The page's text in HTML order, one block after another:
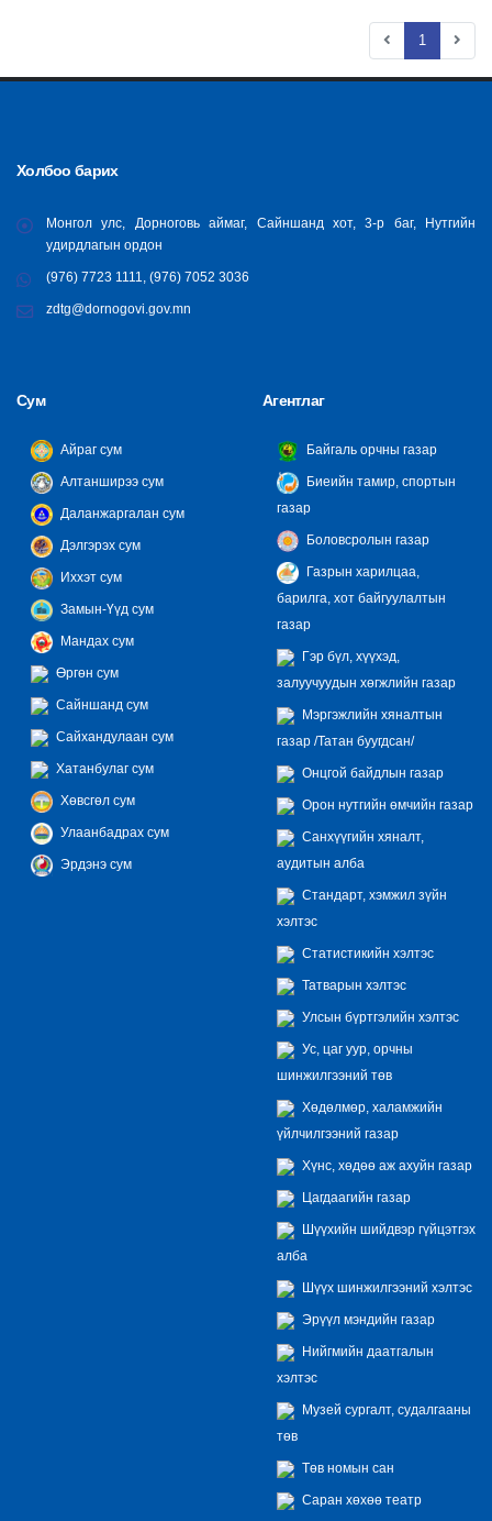
1
Холбоо барих
Монгол улс, Дорноговь аймаг, Сайншанд хот, 3-р баг, Нутгийн
удирдлагын ордон
(976) 7723 1111, (976) 7052 3036
zdtg@dornogovi.gov.mn
Сум
Айраг сум
Алтанширээ сум
Даланжаргалан сум
Дэлгэрэх сум
Иххэт сум
Замын-Үүд сум
Мандах сум
Өргөн сум
Сайншанд сум
Сайхандулаан сум
Хатанбулаг сум
Хөвсгөл сум
Улаанбадрах сум
Эрдэнэ сум
Агентлаг
Байгаль орчны газар
Биеийн тамир, спортын
газар
Боловсролын газар
Газрын харилцаа,
барилга, хот байгуулалтын
газар
Гэр бүл, хүүхэд,
залуучуудын хөгжлийн газар
Мэргэжлийн хяналтын
газар /Татан буугдсан/
Онцгой байдлын газар
Орон нутгийн өмчийн газар
Санхүүгийн хяналт,
аудитын алба
Стандарт, хэмжил зүйн
хэлтэс
Статистикийн хэлтэс
Татварын хэлтэс
Улсын бүртгэлийн хэлтэс
Ус, цаг уур, орчны
шинжилгээний төв
Хөдөлмөр, халамжийн
үйлчилгээний газар
Хүнс, хөдөө аж ахуйн газар
Цагдаагийн газар
Шүүхийн шийдвэр гүйцэтгэх
алба
Шүүх шинжилгээний хэлтэс
Эрүүл мэндийн газар
Нийгмийн даатгалын
хэлтэс
Музей сургалт, судалгааны
төв
Төв номын сан
Саран хөхөө театр